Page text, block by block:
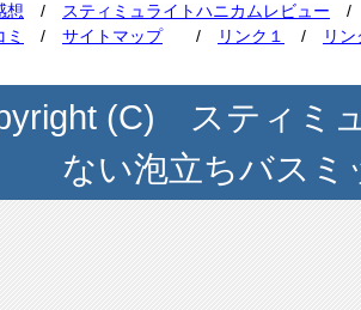
想 / スティミュライトハニカムレビュー
ミ
/ サイトマップ/ リンク１ / リ
(C) スティミ
ない泡立ちバスミ